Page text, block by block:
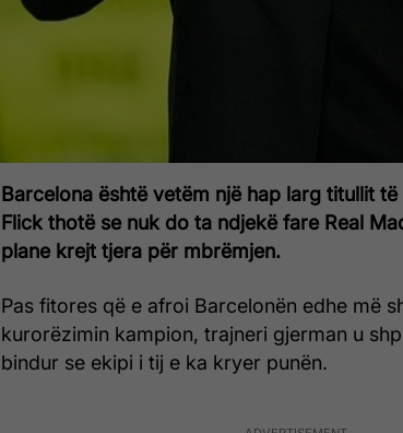
Barcelona është vetëm një hap larg titullit
Flick thotë se nuk do ta ndjekë fare Real
plane krejt tjera për mbrëmjen.
Pas fitores që e afroi Barcelonën edhe më
kurorëzimin kampion, trajneri gjerman u
bindur se ekipi i tij e ka kryer punën.